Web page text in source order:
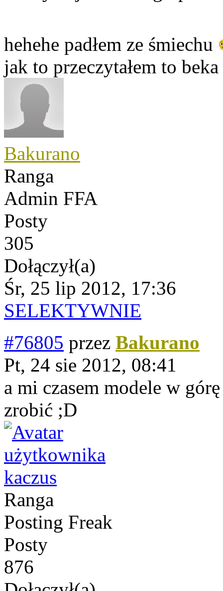
hehehe padłem ze śmiechu
jak to przeczytałem to
Bakurano
Ranga
Admin FFA
Posty
305
Dołączył(a)
Śr, 25 lip 2012, 17:36
SELEKTYWNIE
#76805 przez Bakurano
Pt, 24 sie 2012, 08:41
a mi czasem modele w
zrobić ;D
kaczus
Ranga
Posting Freak
Posty
876